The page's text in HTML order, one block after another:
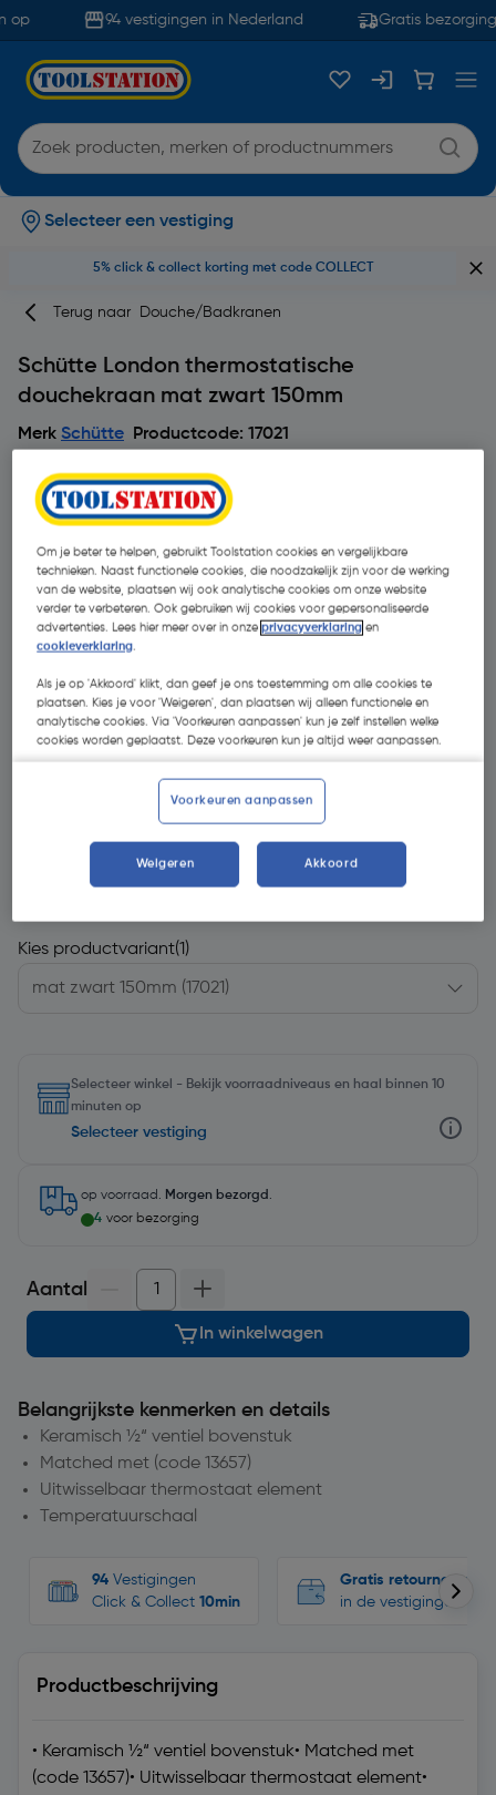
94 vestigingen in Nederland Gratis bezorging
Selecteer een vestiging
5% click & collect korting met code COLLECT
Terug naar Douche/Badkranen
Schütte London thermostatische
douchekraan mat zwart 150mm
Merk Schütte Productcode: 17021
€ 99,95 | Excl. btw € 82,60
Kies productvariant(1)
Selecteer winkel - Bekijk voorraadniveaus en haal binnen 10
minuten op
Selecteer vestiging
op voorraad. Morgen bezorgd .
4 voor bezorging
Aantal
In winkelwagen
Belangrijkste kenmerken en details
Keramisch ½“ ventiel bovenstuk
Matched met (code 13657)
Uitwisselbaar thermostaat element
Temperatuurschaal
94 Vestigingen
Click & Collect 10min
Gratis retourneren
in de vestigingen
Productbeschrijving
• Keramisch ½“ ventiel bovenstuk• Matched met
(code 13657)• Uitwisselbaar thermostaat element•
Om je beter te helpen, gebruikt Toolstation cookies en vergelijkbare
technieken. Naast functionele cookies, die noodzakelijk zijn voor de werking
van de website, plaatsen wij ook analytische cookies om onze website
verder te verbeteren. Ook gebruiken wij cookies voor gepersonaliseerde
advertenties. Lees hier meer over in onzeprivacyverklaring en
cookieverklaring.
Als je op 'Akkoord' klikt, dan geef je ons toestemming om alle cookies te
plaatsen. Kies je voor 'Weigeren', dan plaatsen wij alleen functionele en
analytische cookies. Via 'Voorkeuren aanpassen' kun je zelf instellen welke
cookies worden geplaatst. Deze voorkeuren kun je altijd weer aanpassen.
Voorkeuren aanpassen
Weigeren Akkoord